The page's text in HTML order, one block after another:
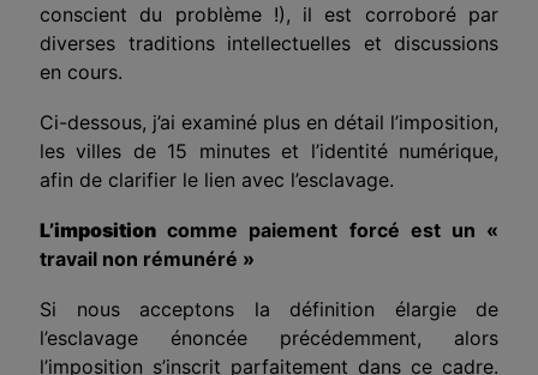
conscient du problème !), il est corroboré par
diverses traditions intellectuelles et discussions
en cours.
Ci-dessous, j’ai examiné plus en détail l’imposition,
les villes de 15 minutes et l’identité numérique,
afin de clarifier le lien avec l’esclavage.
L’imposition comme paiement forcé est un «
travail non rémunéré »
Si nous acceptons la définition élargiede
l’esclavage énoncée précédemment, alors
l’imposition s’inscrit parfaitement dans ce cadre.